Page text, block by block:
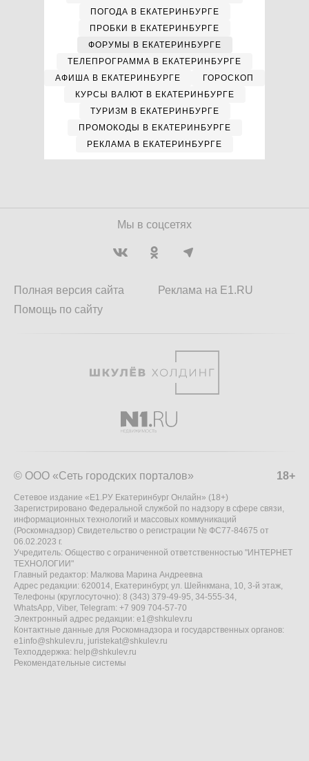
ПОГОДА В ЕКАТЕРИНБУРГЕ
ПРОБКИ В ЕКАТЕРИНБУРГЕ
ФОРУМЫ В ЕКАТЕРИНБУРГЕ
ТЕЛЕПРОГРАММА В ЕКАТЕРИНБУРГЕ
АФИША В ЕКАТЕРИНБУРГЕ
ГОРОСКОП
КУРСЫ ВАЛЮТ В ЕКАТЕРИНБУРГЕ
ТУРИЗМ В ЕКАТЕРИНБУРГЕ
ПРОМОКОДЫ В ЕКАТЕРИНБУРГЕ
РЕКЛАМА В ЕКАТЕРИНБУРГЕ
Мы в соцсетях
Полная версия сайта
Помощь по сайту
Реклама на E1.RU
18+
© ООО «Сеть городских порталов»
Сетевое издание «Е1.РУ Екатеринбург Онлайн» (18+)
Зарегистрировано Федеральной службой по надзору в сфере связи,
информационных технологий и массовых коммуникаций
(Роскомнадзор) Свидетельство о регистрации № ФС77-84675 от
06.02.2023 г.
Учредитель: Общество с ограниченной ответственностью "ИНТЕРНЕТ
ТЕХНОЛОГИИ"
Главный редактор: Малкова Марина Андреевна
Адрес редакции: 620014, Екатеринбург, ул. Шейнкмана, 10, 3-й этаж,
Телефоны (круглосуточно): 8 (343) 379-49-95, 34-555-34,
WhatsApp, Viber, Telegram: +7 909 704-57-70
Электронный адрес редакции: e1@shkulev.ru
Контактные данные для Роскомнадзора и государственных органов:
e1info@shkulev.ru, juristekat@shkulev.ru
Техподдержка: help@shkulev.ru
Рекомендательные системы